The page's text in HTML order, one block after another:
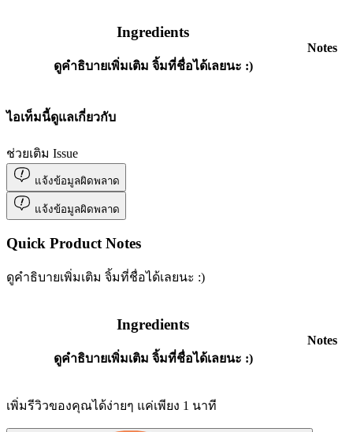
Ingredients
ดูคำธิบายเพิ่มเติม จิ้มที่ชื่อได้เลยนะ :)
Notes
ไอเท็มนี้ดูแลเกี่ยวกับ
ช่วยเติม Issue
แจ้งข้อมูลผิดพลาด
แจ้งข้อมูลผิดพลาด
Quick Product Notes
ดูคำธิบายเพิ่มเติม จิ้มที่ชื่อได้เลยนะ :)
Ingredients
ดูคำธิบายเพิ่มเติม จิ้มที่ชื่อได้เลยนะ :)
Notes
เพิ่มรีวิวของคุณได้ง่ายๆ แค่เพียง 1 นาที